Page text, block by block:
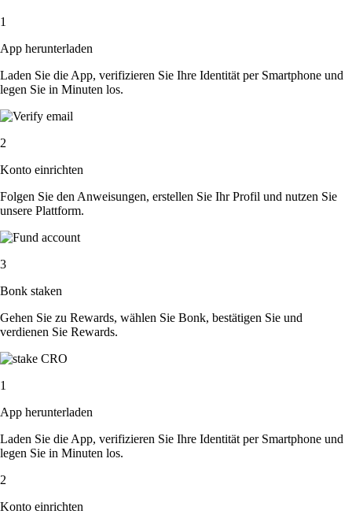
1
App herunterladen
Laden Sie die App, verifizieren Sie Ihre Identität per Smartphone und
legen Sie in Minuten los.
2
Konto einrichten
Folgen Sie den Anweisungen, erstellen Sie Ihr Profil und nutzen Sie
unsere Plattform.
3
Bonk staken
Gehen Sie zu Rewards, wählen Sie Bonk, bestätigen Sie und
verdienen Sie Rewards.
1
App herunterladen
Laden Sie die App, verifizieren Sie Ihre Identität per Smartphone und
legen Sie in Minuten los.
2
Konto einrichten